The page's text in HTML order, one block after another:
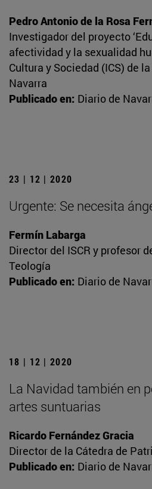
Pedro Antonio de la Rosa
Investigador del proyecto
afectividad y la sexualidad
Cultura y Sociedad (ICS) de
Navarra
Publicado en: Diario de
23 | 12 | 2020
Urgente: Se necesita
Fermín Labarga
Director del ISCR y profesor
Teología
Publicado en: Diario de
18 | 12 | 2020
La Navidad también en
artes suntuarias
Ricardo Fernández Gracia
Director de la Cátedra de
Publicado en: Diario de